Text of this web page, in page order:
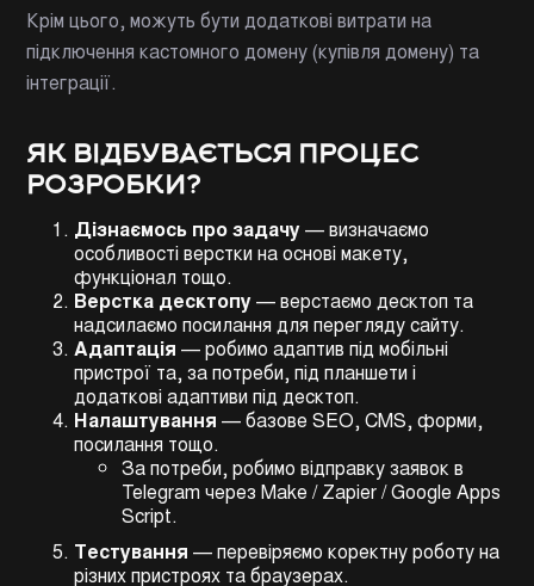
Крім цього, можуть бути додаткові витрати на
підключення кастомного домену (купівля домену) та
інтеграції.
ЯК ВІДБУВАЄТЬСЯ ПРОЦЕС
РОЗРОБКИ?
Дізнаємось про задачу— визначаємо
особливості верстки на основі макету,
функціонал тощо.
Верстка десктопу— верстаємо десктоп та
надсилаємо посилання для перегляду сайту.
Адаптація — робимо адаптив під мобільні
пристрої та, за потреби, під планшети і
додаткові адаптиви під десктоп.
Налаштування — базове SEO, CMS, форми,
посилання тощо.
За потреби, робимо відправку заявок в
Telegram через Make / Zapier / Google Apps
Script.
Тестування — перевіряємо коректну роботу на
різних пристроях та браузерах.